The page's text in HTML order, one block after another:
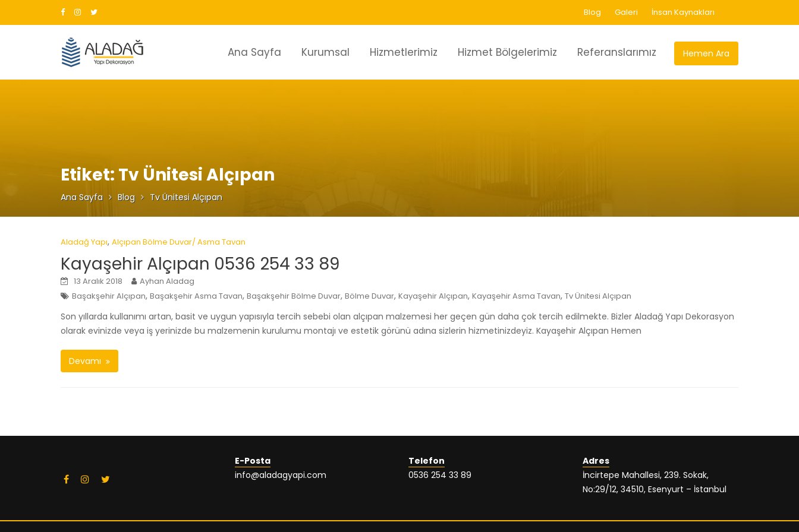
Blog Galeri İnsan Kaynakları
Hemen Ara
Ana Sayfa Kurumsal Hizmetlerimiz Hizmet Bölgelerimiz Referanslarımız
Etiket: Tv Ünitesi Alçıpan
Ana Sayfa Blog Tv Ünitesi Alçıpan
Aladağ Yapı, Alçıpan Bölme Duvar/ Asma Tavan
Kayaşehir Alçıpan 0536 254 33 89
13 Aralık 2018
Ayhan Aladag
Başakşehir Alçıpan, Başakşehir Asma Tavan, Başakşehir Bölme Duvar, Bölme Duvar, Kayaşehir Alçıpan, Kayaşehir Asma Tavan, Tv Ünitesi Alçıpan
Son yıllarda kullanımı artan, basit ve uygun yapısıyla tercih sebebi olan alçıpan malzemesi her geçen gün daha çok tercih edilmekte. Bizler Aladağ Yapı Dekorasyon
olarak evinizde veya iş yerinizde bu malzemenin kurulumu montajı ve estetik görünü adına sizlerin hizmetinizdeyiz. Kayaşehir Alçıpan Hemen
Devamı
E-Posta
info@aladagyapi.com
Telefon
0536 254 33 89
Adres
İncirtepe Mahallesi, 239. Sokak,
No:29/12, 34510, Esenyurt – İstanbul